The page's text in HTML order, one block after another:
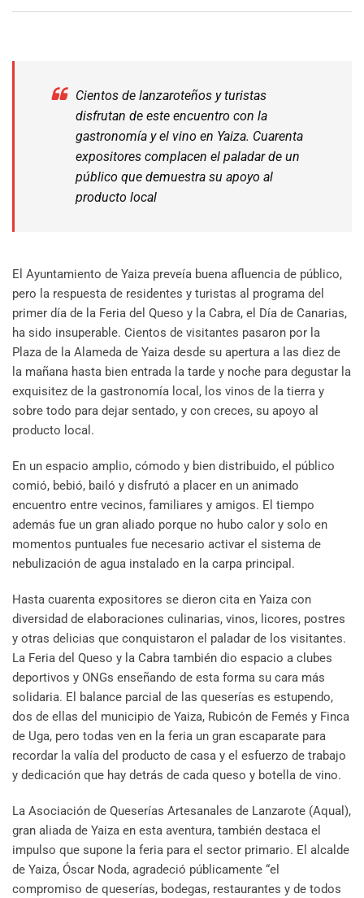
Cientos de lanzaroteños y turistas
disfrutan de este encuentro con la
gastronomía y el vino en Yaiza. Cuarenta
expositores complacen el paladar de un
público que demuestra su apoyo al
producto local
El Ayuntamiento de Yaiza preveía buena afluencia de público,
pero la respuesta de residentes y turistas al programa del
primer día de la Feria del Queso y la Cabra, el Día de Canarias,
ha sido insuperable. Cientos de visitantes pasaron por la
Plaza de la Alameda de Yaiza desde su apertura a las diez de
la mañana hasta bien entrada la tarde y noche para degustar la
exquisitez de la gastronomía local, los vinos de la tierra y
sobre todo para dejar sentado, y con creces, su apoyo al
producto local.
En un espacio amplio, cómodo y bien distribuido, el público
comió, bebió, bailó y disfrutó a placer en un animado
encuentro entre vecinos, familiares y amigos. El tiempo
además fue un gran aliado porque no hubo calor y solo en
momentos puntuales fue necesario activar el sistema de
nebulización de agua instalado en la carpa principal.
Hasta cuarenta expositores se dieron cita en Yaiza con
diversidad de elaboraciones culinarias, vinos, licores, postres
y otras delicias que conquistaron el paladar de los visitantes.
La Feria del Queso y la Cabra también dio espacio a clubes
deportivos y ONGs enseñando de esta forma su cara más
solidaria. El balance parcial de las queserías es estupendo,
dos de ellas del municipio de Yaiza, Rubicón de Femés y Finca
de Uga, pero todas ven en la feria un gran escaparate para
recordar la valía del producto de casa y el esfuerzo de trabajo
y dedicación que hay detrás de cada queso y botella de vino.
La Asociación de Queserías Artesanales de Lanzarote (Aqual),
gran aliada de Yaiza en esta aventura, también destaca el
impulso que supone la feria para el sector primario. El alcalde
de Yaiza, Óscar Noda, agradeció públicamente “el
compromiso de queserías, bodegas, restaurantes y de todos